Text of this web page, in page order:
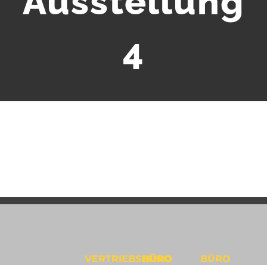
4
VERTRIEBSBÜRO
BÜRO
BÜRO